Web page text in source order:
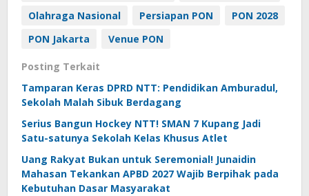
Olahraga Nasional
Persiapan PON
PON 2028
PON Jakarta
Venue PON
Posting Terkait
Tamparan Keras DPRD NTT: Pendidikan Amburadul,
Sekolah Malah Sibuk Berdagang
Serius Bangun Hockey NTT! SMAN 7 Kupang Jadi
Satu-satunya Sekolah Kelas Khusus Atlet
Uang Rakyat Bukan untuk Seremonial! Junaidin
Mahasan Tekankan APBD 2027 Wajib Berpihak pada
Kebutuhan Dasar Masyarakat